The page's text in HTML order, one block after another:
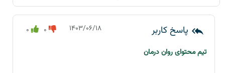
۱۴۰۳/۰۶/۱۸
تیم محتوای روان درمان
0 0